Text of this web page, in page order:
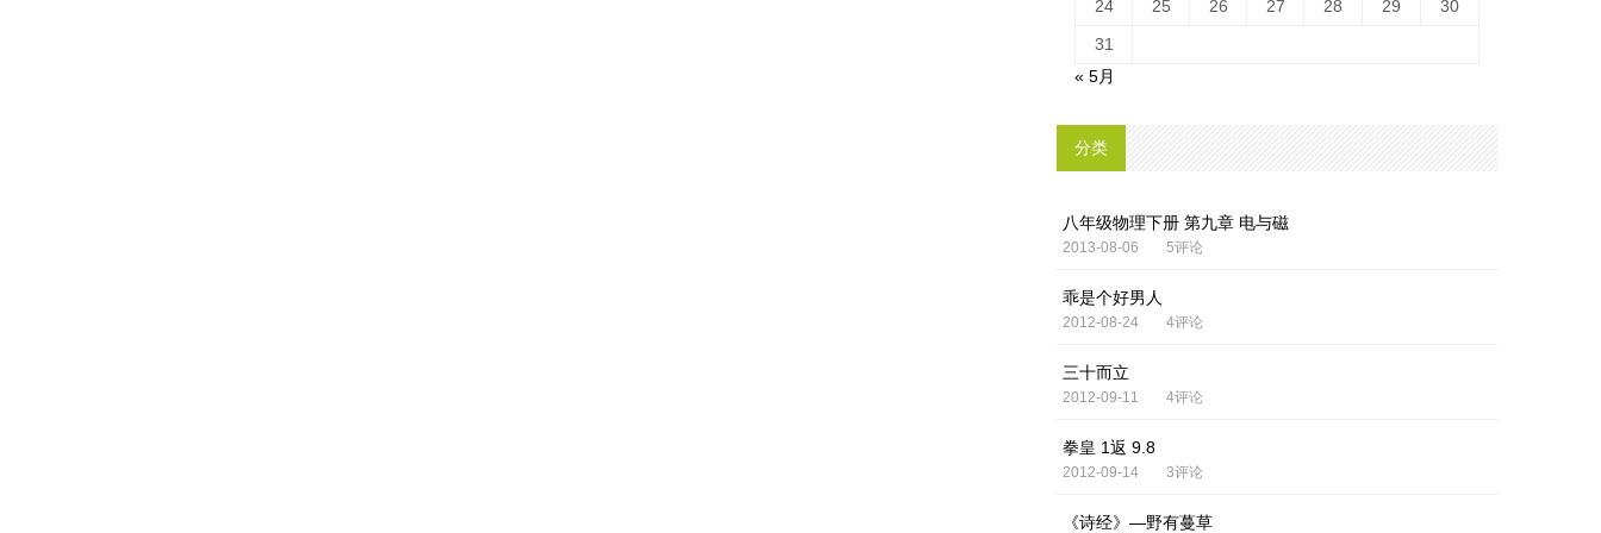
24
25 26 27 28 29
30
31
« 5月
分类
八年级物理下册 第九章 电与磁
2013-08-06 5评论
乖是个好男人
2012-08-24 4评论
三十而立
2012-09-11 4评论
拳皇 1返 9.8
2012-09-14 3评论
《诗经》—野有蔓草